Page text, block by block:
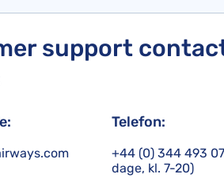
support
Telefon:
+44 (0) 344 493
dage, kl. 7-20)